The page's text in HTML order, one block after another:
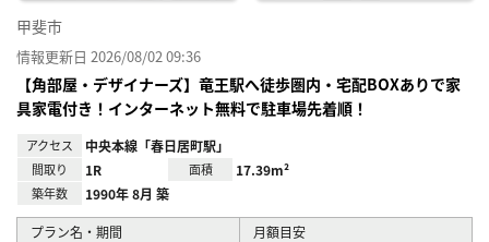
甲斐市
情報更新日 2026/08/02 09:36
【角部屋・デザイナーズ】竜王駅へ徒歩圏内・宅配BOXありで家
具家電付き！インターネット無料で駐車場先着順！
アクセス 中央本線「春日居町駅」
間取り 1R 面積 17.39m²
築年数 1990年 8月 築
プラン名・期間 月額目安